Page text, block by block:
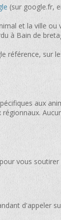
(sur google.fr,
et la ville ou
à Bain de
référence, sur
aux
vous
d'appeler